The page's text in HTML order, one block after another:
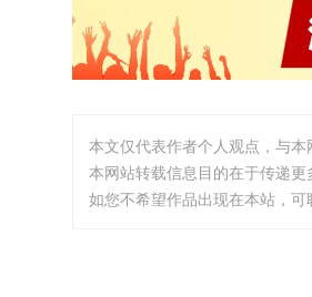
本文仅代表作者个人观点，与
本网站转载信息目的在于传递
如您不希望作品出现在本站，